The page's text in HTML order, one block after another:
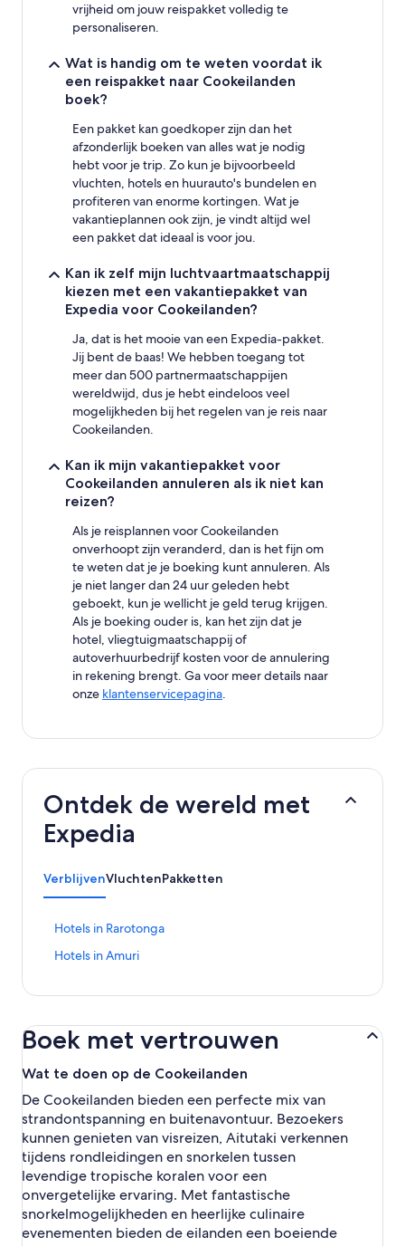
vrijheid om jouw reispakket volledig te
personaliseren.
Wat is handig om te weten voordat ik
een reispakket naar Cookeilanden
boek?
Een pakket kan goedkoper zijn dan het
afzonderlijk boeken van alles wat je nodig
hebt voor je trip. Zo kun je bijvoorbeeld
vluchten, hotels en huurauto's bundelen en
profiteren van enorme kortingen. Wat je
vakantieplannen ook zijn, je vindt altijd wel
een pakket dat ideaal is voor jou.
Kan ik zelf mijn luchtvaartmaatschappij
kiezen met een vakantiepakket van
Expedia voor Cookeilanden?
Ja, dat is het mooie van een Expedia-pakket.
Jij bent de baas! We hebben toegang tot
meer dan 500 partnermaatschappijen
wereldwijd, dus je hebt eindeloos veel
mogelijkheden bij het regelen van je reis naar
Cookeilanden.
Kan ik mijn vakantiepakket voor
Cookeilanden annuleren als ik niet kan
reizen?
Als je reisplannen voor Cookeilanden
onverhoopt zijn veranderd, dan is het fijn om
te weten dat je je boeking kunt annuleren. Als
je niet langer dan 24 uur geleden hebt
geboekt, kun je wellicht je geld terug krijgen.
Als je boeking ouder is, kan het zijn dat je
hotel, vliegtuigmaatschappij of
autoverhuurbedrijf kosten voor de annulering
in rekening brengt. Ga voor meer details naar
onze klantenservicepagina.
Ontdek de wereld met
Expedia
VerblijvenVluchtenPakketten
Hotels in Rarotonga
L
n
o
e
n
d
p
a
g
i
n
H
o
t
Hotels in Amuri
L
p
e
n
d
e
p
g
i
n
a
H
Boek met vertrouwen
Wat te doen op de Cookeilanden
De Cookeilanden bieden een perfecte mix van
strandontspanning en buitenavontuur. Bezoekers
kunnen genieten van visreizen, Aitutaki verkennen
tijdens rondleidingen en snorkelen tussen
levendige tropische koralen voor een
onvergetelijke ervaring. Met fantastische
snorkelmogelijkheden en heerlijke culinaire
evenementen bieden de eilanden een boeiende